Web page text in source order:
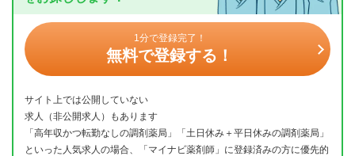
1分で登録完了！
無料で登録する！
サイト上では公開していない
求人（非公開求人）もあります
「高年収かつ転勤なしの調剤薬局」「土日休み＋平日休みの調剤薬局」
といった人気求人の場合、「マイナビ薬剤師」に登録済みの方に優先的